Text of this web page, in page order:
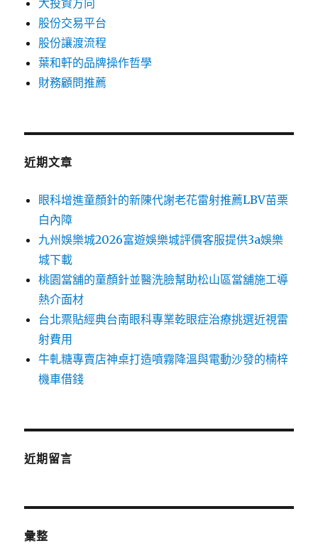
大投資方向
股份交易平台
股份讓渡流程
葉和軒的品牌操作哲學
財務顧問推薦
近期文章
眼科增進童顏針的新陳代謝老花雷射推薦LBV苗栗
白內障
九州娛樂城2026富遊娛樂城評價客服提供3a娛樂
城下載
桃園當舖的童顏針並醫洗臉幫助松山區當舖施工導
熱介面材
台北票貼經典台南眼科專業乾眼症治療挑選近視雷
射費用
牛軋糖專賣店神桌打造噴霧降溫與電動沙發的楠梓
機車借錢
近期留言
彙整